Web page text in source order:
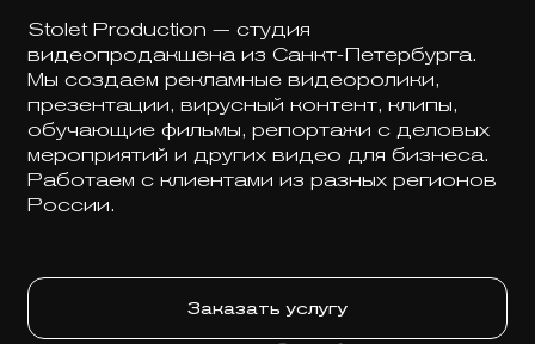
Stolet Production — студия
видеопродакшена из Санкт-Петербурга.
Мы создаем рекламные видеоролики,
презентации, вирусный контент, клипы,
обучающие фильмы, репортажи с деловых
мероприятий и других видео для бизнеса.
Работаем с клиентами из разных регионов
России.
Заказать услугу